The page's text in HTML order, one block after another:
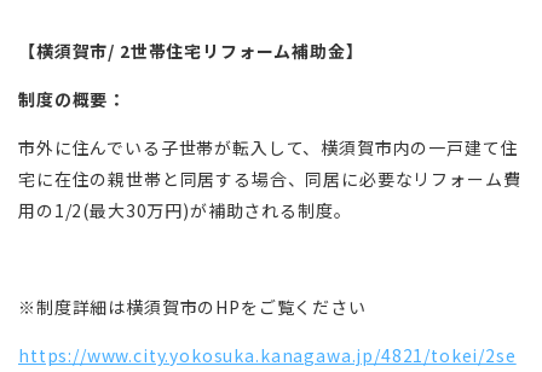
【横須賀市/ 2世帯住宅リフォーム補助金】
制度の概要：
市外に住んでいる子世帯が転入して、横須賀市内の一戸建て住
宅に在住の親世帯と同居する場合、同居に必要なリフォーム費
用の1/2(最大30万円)が補助される制度。
※制度詳細は横須賀市のHPをご覧ください
https://www.city.yokosuka.kanagawa.jp/4821/tokei/2se